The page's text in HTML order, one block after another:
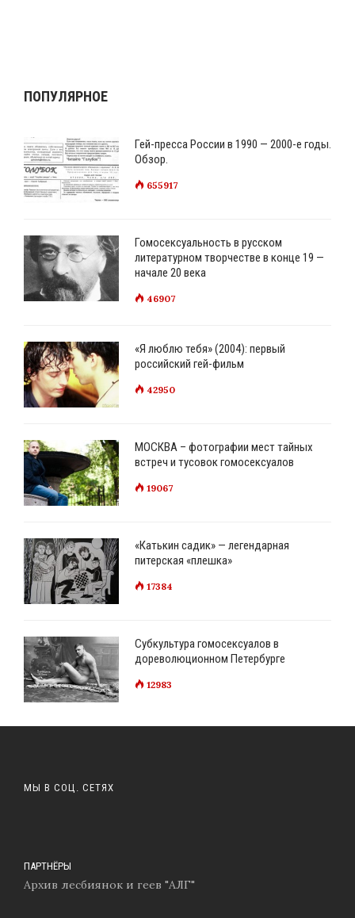
ПОПУЛЯРНОЕ
Гей-пресса России в 1990 — 2000-е годы.
Обзор.
655917
Гомосексуальность в русском
литературном творчестве в конце 19 —
начале 20 века
46907
«Я люблю тебя» (2004): первый
российский гей-фильм
42950
МОСКВА – фотографии мест тайных
встреч и тусовок гомосексуалов
19067
«Катькин садик» — легендарная
питерская «плешка»
17384
Субкультура гомосексуалов в
дореволюционном Петербурге
12983
МЫ В СОЦ. СЕТЯХ
ПАРТНЁРЫ
Архив лесбиянок и геев "АЛГ"